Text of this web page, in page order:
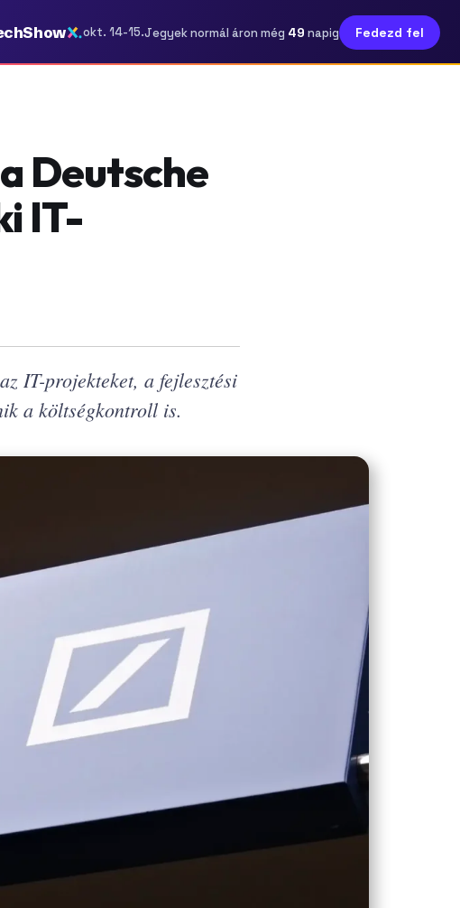
okt. 14-15.Jegyek normál áron még 49 napig Fedezd fel
Deutsche
IT-
IT-projekteket, a fejlesztési
a költségkontroll is.